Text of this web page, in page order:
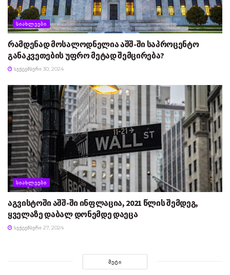
ᲡᲘᲐᲮᲚᲔᲔᲑᲘ
რამდენად მოსალოდნელია აშშ-ში საპროცენტო
განაკვეთების უფრო მეტად შემცირება?
ᲡᲔᲥᲢᲔᲛᲑᲔᲠᲘ 30, 2024
ᲡᲘᲐᲮᲚᲔᲔᲑᲘ
აგვისტოში აშშ-ში ინფლაცია, 2021 წლის შემდეგ,
ყველაზე დაბალ დონემდე დაეცა
ᲡᲔᲥᲢᲔᲛᲑᲔᲠᲘ 27, 2024
ᲛᲔᲢᲘ